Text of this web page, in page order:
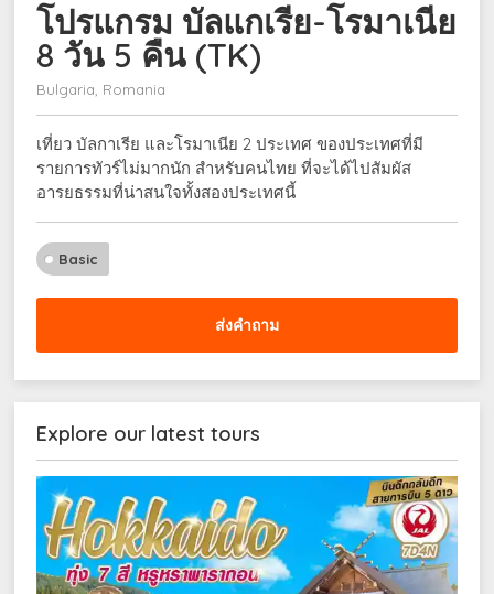
โปรแกรม บัลแกเรีย-โรมาเนีย
8 วัน 5 คืน (TK)
Bulgaria, Romania
เที่ยว บัลกาเรีย และโรมาเนีย 2 ประเทศ ของประเทศที่มี
รายการทัวร์ไม่มากนัก สำหรับคนไทย ที่จะได้ไปสัมผัส
อารยธรรมที่น่าสนใจทั้งสองประเทศนี้
Basic
ส่งคำถาม
Explore our latest tours